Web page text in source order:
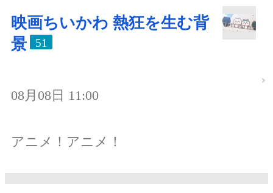
映画ちいかわ 熱狂を生む背
景
51
08月08日 11:00
アニメ！アニメ！